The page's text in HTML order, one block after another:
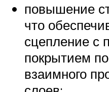
повышение
что
сцепление с
покрытием
взаимного